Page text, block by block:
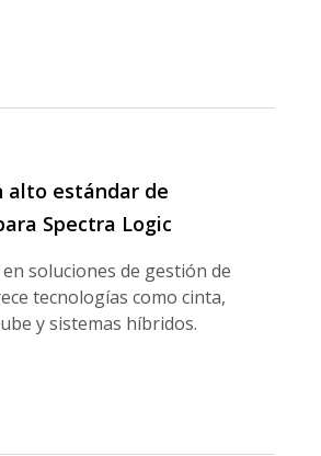
alto estándar de
Spectra Logic
soluciones de gestión de
tecnologías como cinta,
y sistemas híbridos.